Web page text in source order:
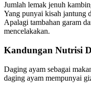
Jumlah lemak jenuh
Yang punyai kisah jantung
Apalagi tambahan garam
mencelakakan.
Kandungan Nutrisi
Daging ayam sebagai
daging ayam mempunyai